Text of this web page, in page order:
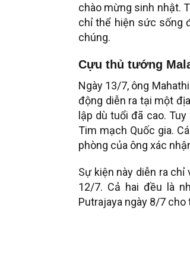
chào mừng sinh nhật.
chỉ thể hiện sức sống
chúng.
Cựu thủ tướng
Ngày 13/7, ông
động diễn ra tại một
lập dù tuổi đã cao.
Tim mạch Quốc gia.
phòng của ông xác
Sự kiện này diễn ra chỉ
12/7. Cả hai đều là
Putrajaya ngày 8/7